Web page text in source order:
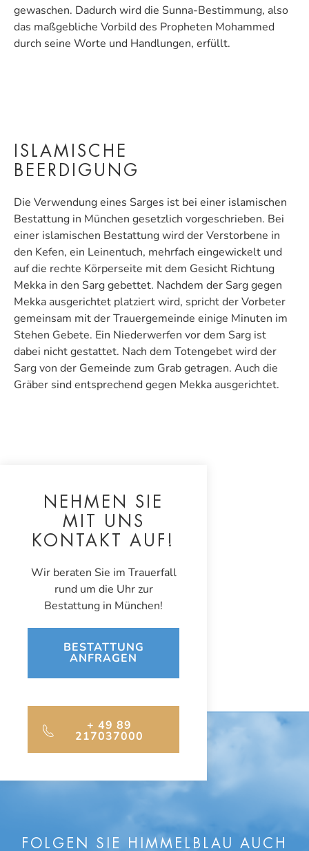
gewaschen. Dadurch wird die Sunna-Bestimmung, also
das maßgebliche Vorbild des Propheten Mohammed
durch seine Worte und Handlungen, erfüllt.
ISLAMISCHE
BEERDIGUNG
Die Verwendung eines Sarges ist bei einer islamischen
Bestattung in München gesetzlich vorgeschrieben. Bei
einer islamischen Bestattung wird der Verstorbene in
den Kefen, ein Leinentuch, mehrfach eingewickelt und
auf die rechte Körperseite mit dem Gesicht Richtung
Mekka in den Sarg gebettet. Nachdem der Sarg gegen
Mekka ausgerichtet platziert wird, spricht der Vorbeter
gemeinsam mit der Trauergemeinde einige Minuten im
Stehen Gebete. Ein Niederwerfen vor dem Sarg ist
dabei nicht gestattet. Nach dem Totengebet wird der
Sarg von der Gemeinde zum Grab getragen. Auch die
Gräber sind entsprechend gegen Mekka ausgerichtet.
NEHMEN SIE
MIT UNS
KONTAKT AUF!
Wir beraten Sie im Trauerfall
rund um die Uhr zur
Bestattung in München!
BESTATTUNG
ANFRAGEN
+ 49 89
217037000
FOLGEN SIE HIMMELBLAU AUCH